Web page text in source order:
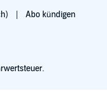
Abo kündigen